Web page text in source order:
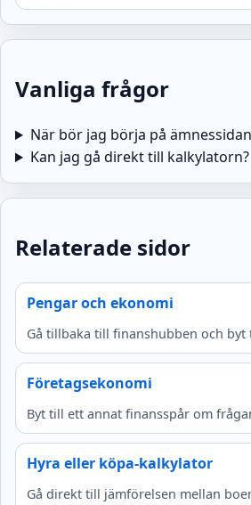
Vanliga frågor
När bör jag börja på
Kan jag gå direkt till kalkylatorn?
Relaterade sidor
Pengar och ekonomi
Gå tillbaka till finanshubben och byt
Företagsekonomi
Byt till ett annat finansspår om
Hyra eller köpa-kalkylator
Gå direkt till jämförelsen mellan